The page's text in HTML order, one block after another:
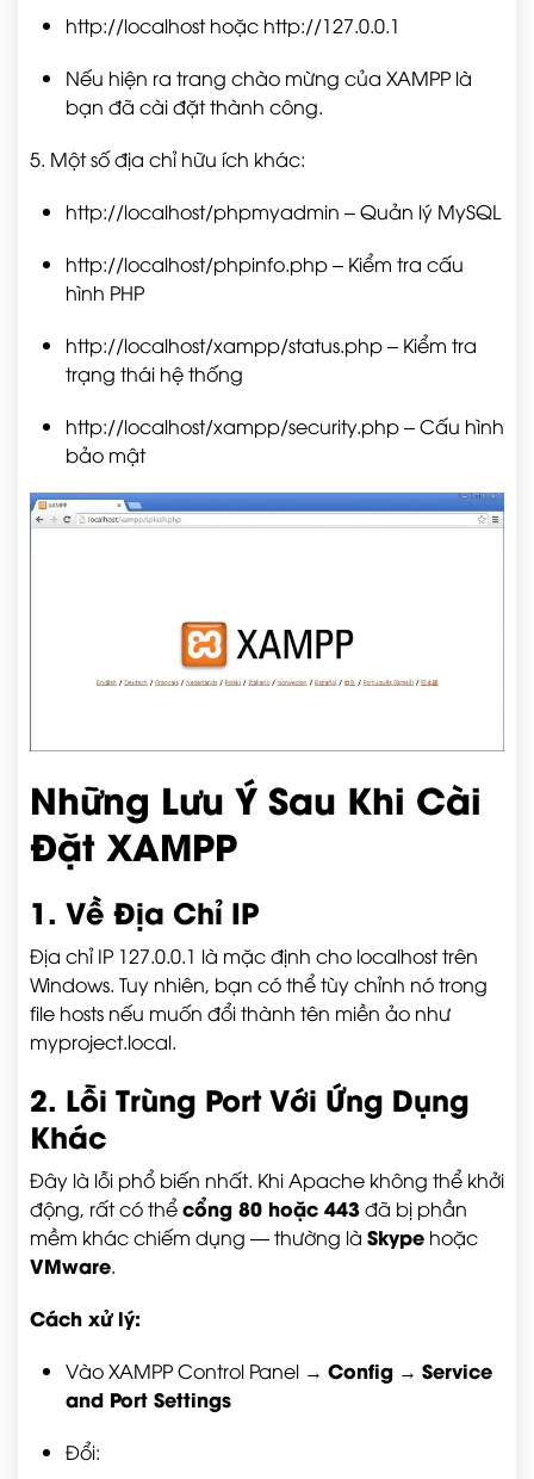
http://localhosthoặc http://127.0.0.1
Nếu hiện ra trang chào mừng của XAMPP là
bạn đã cài đặt thành công.
5. Một số địa chỉ hữu ích khác:
http://localhost/phpmyadmin – Quản lý MySQL
http://localhost/phpinfo.php– Kiểm tra cấu
hình PHP
http://localhost/xampp/status.php– Kiểm tra
trạng thái hệ thống
http://localhost/xampp/security.php– Cấu hình
bảo mật
Những Lưu Ý Sau Khi Cài
Đặt XAMPP
1. Về Địa Chỉ IP
Địa chỉ IP 127.0.0.1 là mặc định cho localhost trên
Windows. Tuy nhiên, bạn có thể tùy chỉnh nó trong
file hosts nếu muốn đổi thành tên miền ảo như
myproject.local.
2. Lỗi Trùng Port Với Ứng Dụng
Khác
Đây là lỗi phổ biến nhất. Khi Apache không thể khởi
động, rất có thểcổng 80 hoặc 443đã bị phần
mềm khác chiếm dụng — thường là Skype hoặc
VMware.
Cách xử lý:
Vào XAMPP Control Panel → Config → Service
and Port Settings
Đổi: